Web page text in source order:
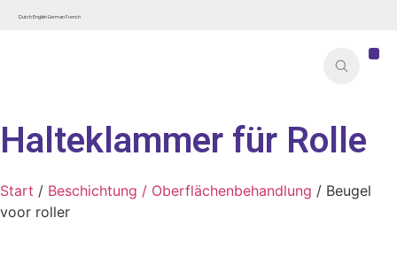
Dutch English German French
Halteklammer für Rolle
Start / Beschichtung / Oberflächenbehandlung / Beugel
voor roller